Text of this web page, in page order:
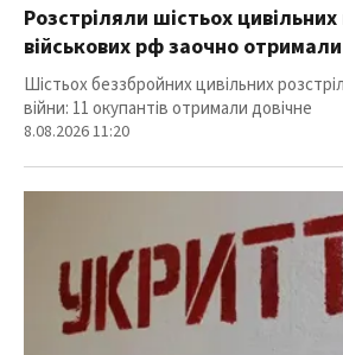
Розстріляли шістьох
військових рф заочно
Шістьох беззбройних цивільних
війни: 11 окупантів отримали довічне
8.08.2026 11:20